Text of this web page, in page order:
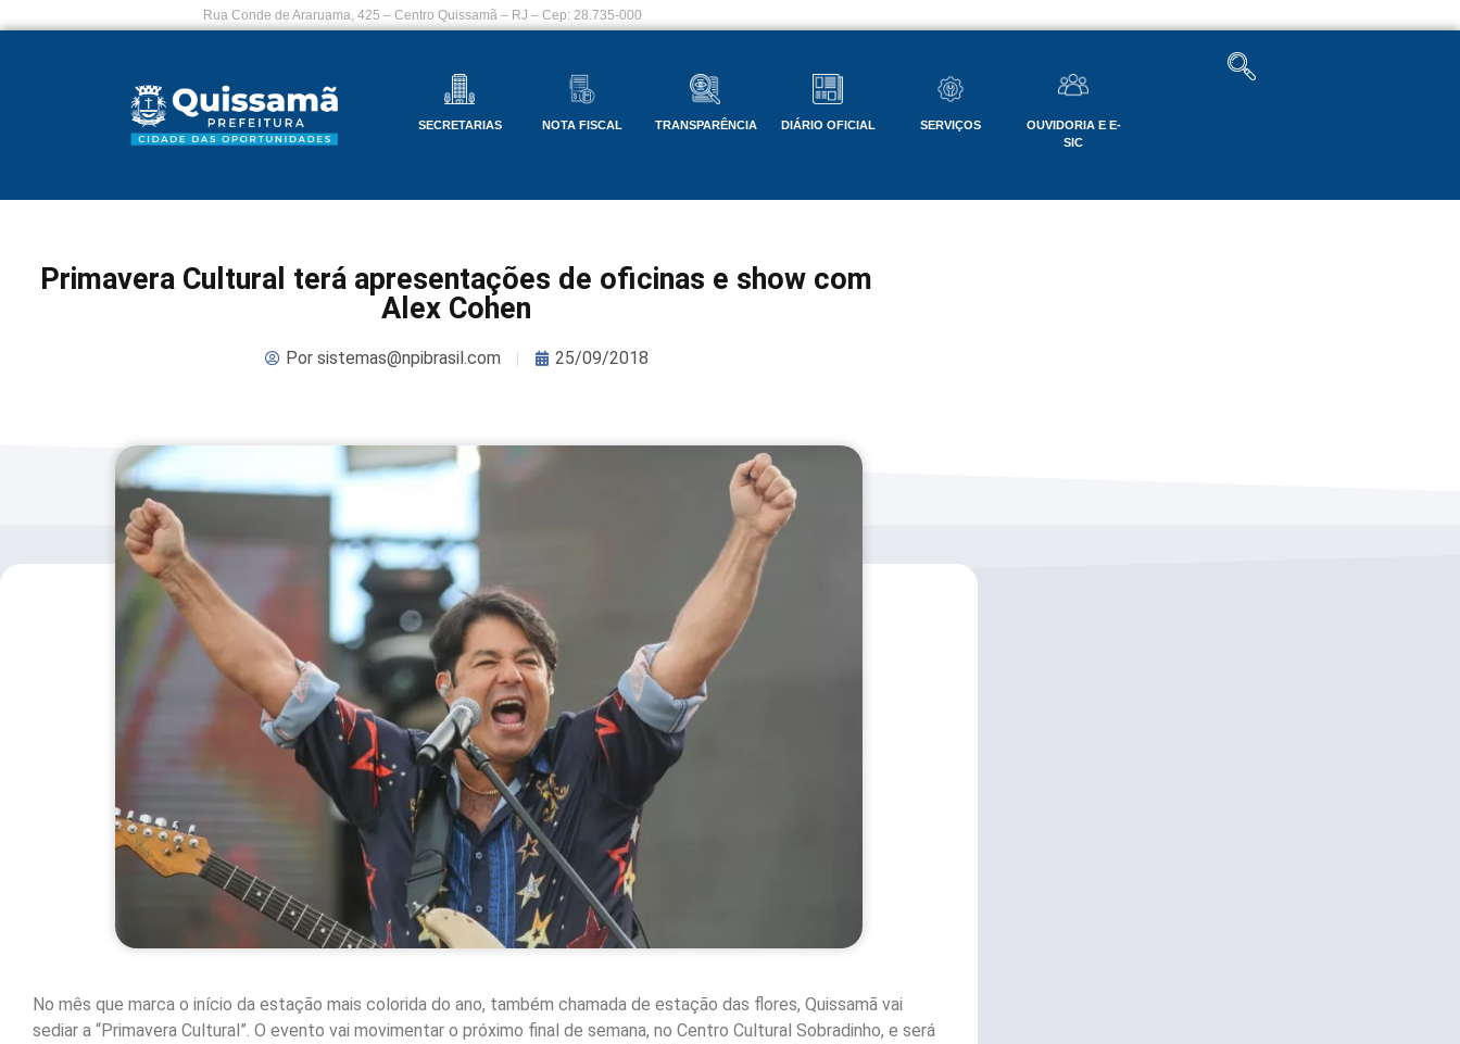
Rua Conde de Araruama, 425 – Centro Quissamã – RJ – Cep: 28.735-000
SECRETARIAS NOTA FISCAL TRANSPARÊNCIA DIÁRIO OFICIAL SERVIÇOS
OUVIDORIA E E-
SIC
Primavera Cultural terá apresentações de oficinas e show com
Alex Cohen
Porsistemas@npibrasil.com 25/09/2018
No mês que marca o início da estação mais colorida do ano, também chamada de estação das flores, Quissamã vai
sediar a “Primavera Cultural”. O evento vai movimentar o próximo final de semana, no Centro Cultural Sobradinho, e será